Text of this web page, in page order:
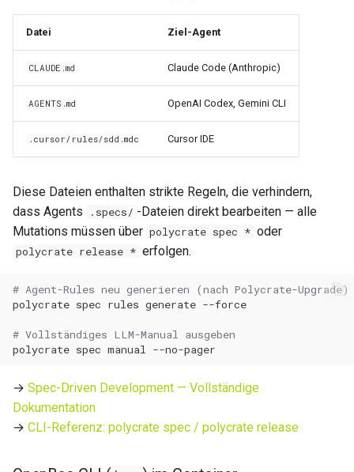
0.11.20
0.11.19
0.11.18
0.11.15
0.11.14
0.11.13
0.11.10
Datei Ziel-Agent
CLAUDE.md Claude Code (Anthropic)
AGENTS.md OpenAI Codex, Gemini CLI
.cursor/rules/sdd.mdc Cursor IDE
Diese Dateien enthalten strikte Regeln, die verhindern,
dass Agents
.specs/ -Dateien direkt bearbeiten — alle
Mutations müssen über polycrate spec * oder
polycrate release * erfolgen.
# Agent-Rules neu generieren (nach Polycrate-Upgrade)
polycrate spec rules generate
# Vollständiges LLM-Manual ausgeben
polycrate spec manual
→ Spec-Driven Development — Vollständige
Dokumentation
→ CLI-Referenz: polycrate spec / polycrate release